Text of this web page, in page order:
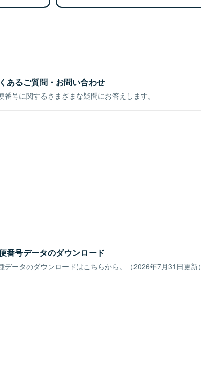
あるご質問・お問い合わせ
番号に関するさまざまな疑問にお答えします。
番号データのダウンロード
データのダウンロードはこちらから。（2026年7月31日更新）